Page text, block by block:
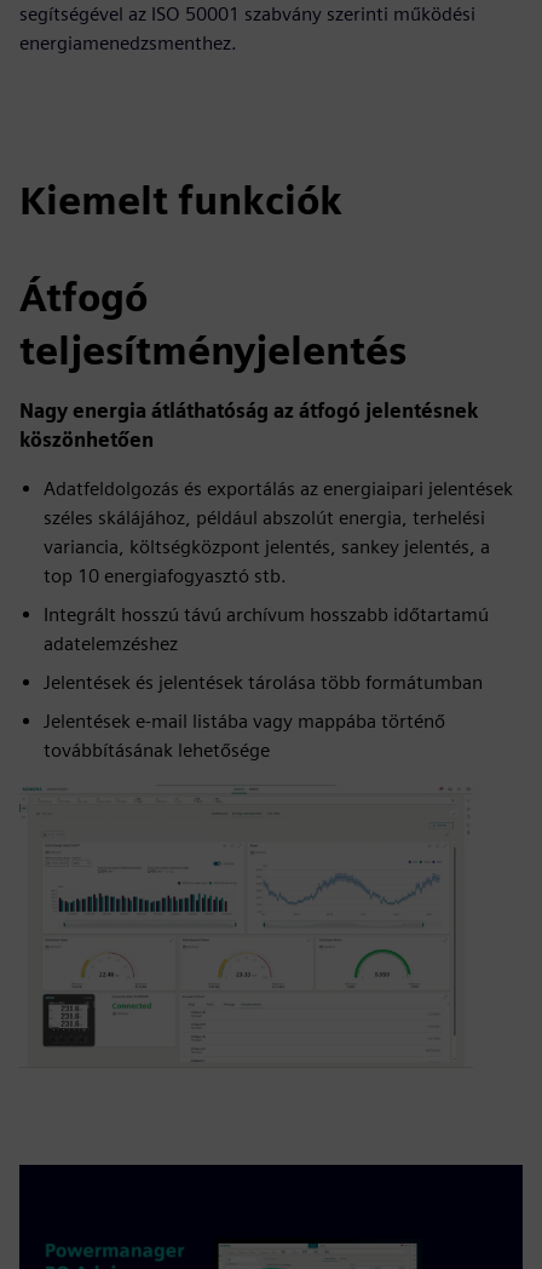
segítségével az ISO 50001 szabvány szerinti működési
energiamenedzsmenthez.
Kiemelt funkciók
Átfogó
teljesítményjelentés
Nagy energia átláthatóság az átfogó jelentésnek
köszönhetően
Adatfeldolgozás és exportálás az energiaipari jelentések
széles skálájához, például abszolút energia, terhelési
variancia, költségközpont jelentés, sankey jelentés, a
top 10 energiafogyasztó stb.
Integrált hosszú távú archívum hosszabb időtartamú
adatelemzéshez
Jelentések és jelentések tárolása több formátumban
Jelentések e-mail listába vagy mappába történő
továbbításának lehetősége